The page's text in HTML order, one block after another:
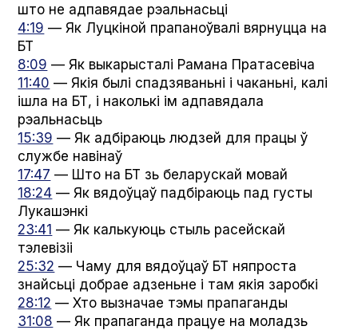
што не адпавядае рэальнасьці
4:19 — Як Луцкіной прапаноўвалі вярнуцца на
БТ
8:09 — Як выкарысталі Рамана Пратасевіча
11:40 — Якія былі спадзяваньні і чаканьні, калі
ішла на БТ, і наколькі ім адпавядала
рэальнасьць
15:39 — Як адбіраюць людзей для працы ў
службе навінаў
17:47 — Што на БТ зь беларускай мовай
18:24 — Як вядоўцаў падбіраюць пад густы
Лукашэнкі
23:41 — Як калькуюць стыль расейскай
тэлевізіі
25:32 — Чаму для вядоўцаў БТ няпроста
знайсьці добрае адзеньне і там якія заробкі
28:12 — Хто вызначае тэмы прапаганды
31:08 — Як прапаганда працуе на моладзь